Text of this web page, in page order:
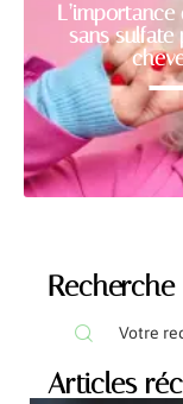
sans sulfate
Recherche
Articles